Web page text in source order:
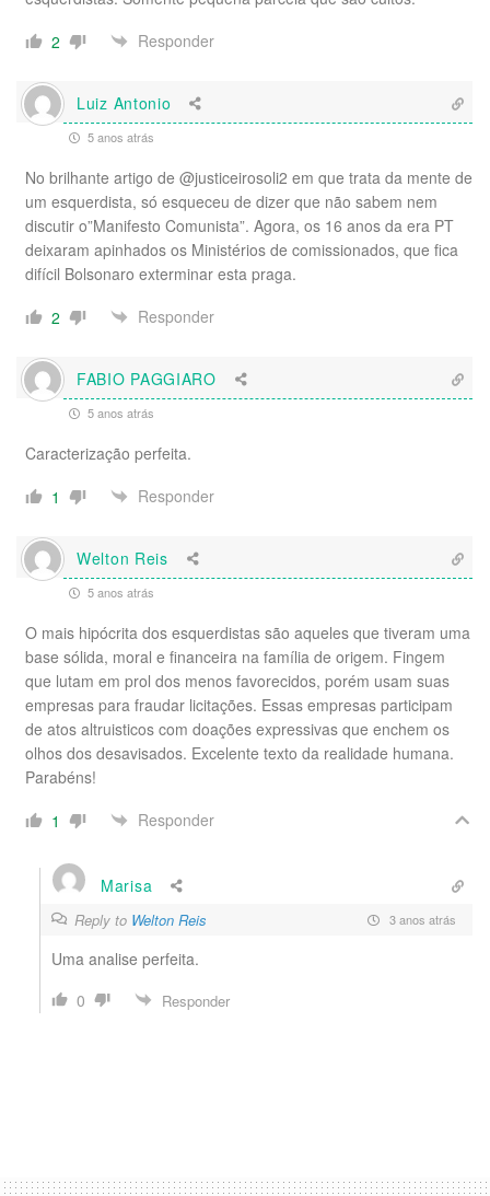
2
Responder
Luiz Antonio
5 anos atrás
No brilhante artigo de @justiceirosoli2 em que trata da mente de
um esquerdista, só esqueceu de dizer que não sabem nem
discutir o”Manifesto Comunista”. Agora, os 16 anos da era PT
deixaram apinhados os Ministérios de comissionados, que fica
difícil Bolsonaro exterminar esta praga.
2
Responder
FABIO PAGGIARO
5 anos atrás
Caracterização perfeita.
1
Responder
Welton Reis
5 anos atrás
O mais hipócrita dos esquerdistas são aqueles que tiveram uma
base sólida, moral e financeira na família de origem. Fingem
que lutam em prol dos menos favorecidos, porém usam suas
empresas para fraudar licitações. Essas empresas participam
de atos altruisticos com doações expressivas que enchem os
olhos dos desavisados. Excelente texto da realidade humana.
Parabéns!
1
Responder
Marisa
Reply to Welton Reis 3 anos atrás
Uma analise perfeita.
0
Responder